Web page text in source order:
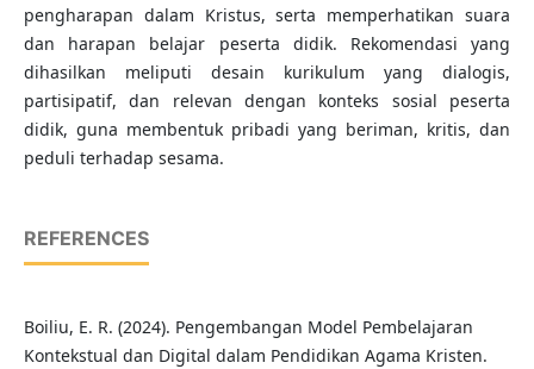
pengharapan dalam Kristus, serta memperhatikan suara
dan harapan belajar peserta didik. Rekomendasi yang
dihasilkan meliputi desain kurikulum yang dialogis,
partisipatif, dan relevan dengan konteks sosial peserta
didik, guna membentuk pribadi yang beriman, kritis, dan
peduli terhadap sesama.
REFERENCES
Boiliu, E. R. (2024). Pengembangan Model Pembelajaran
Kontekstual dan Digital dalam Pendidikan Agama Kristen.